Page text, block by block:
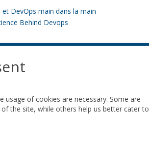
et DevOps main dans la main
Behind Devops
All rights reserved.
usage of cookies are necessary. Some are
the site, while others help us better cater to